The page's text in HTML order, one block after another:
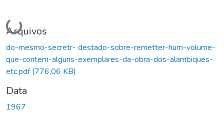
Carregando...
Arquivos
do-mesmo-secretr- destado-sobre-remetter-hum-volume-
que-contem-alguns-exemplares-da-obra-dos-alambiques-
etc.pdf(776,06 KB)
Data
1967